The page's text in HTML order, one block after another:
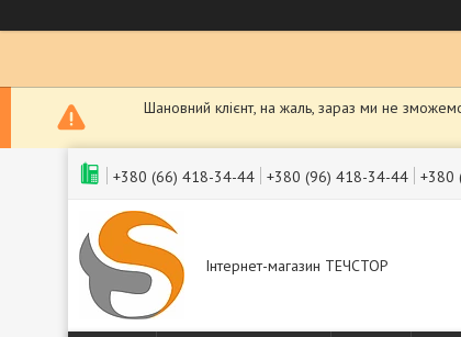
Шановний клієнт, на жаль, зараз ми не
+380 (66) 418-34-44 +380 (96) 418-34-44 +380
Інтернет-магазин ТЕЧСТОР